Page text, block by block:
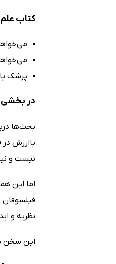
کتاب
پزشک
در بخشی
بحث‌ها
باارزش
نیست و
اما این
فیلسوفان
نظریه و
این سخن